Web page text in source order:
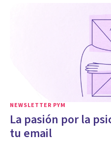
NEWSLETTER PYM
La pasión por la
tu email